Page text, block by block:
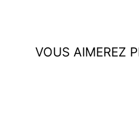
VOUS AIMEREZ